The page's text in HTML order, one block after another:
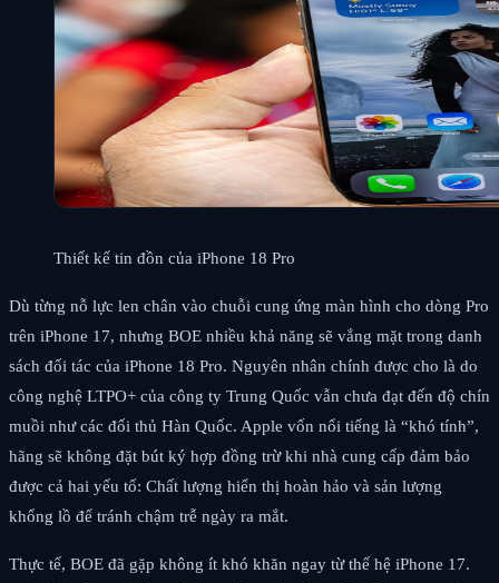
Thiết kế tin đồn của iPhone 18 Pro
Dù từng nỗ lực len chân vào chuỗi cung ứng màn hình cho dòng Pro
trên iPhone 17, nhưng BOE nhiều khả năng sẽ vắng mặt trong danh
sách đối tác của iPhone 18 Pro. Nguyên nhân chính được cho là do
công nghệ LTPO+ của công ty Trung Quốc vẫn chưa đạt đến độ chín
muồi như các đối thủ Hàn Quốc. Apple vốn nổi tiếng là “khó tính”,
hãng sẽ không đặt bút ký hợp đồng trừ khi nhà cung cấp đảm bảo
được cả hai yếu tố: Chất lượng hiển thị hoàn hảo và sản lượng
khổng lồ để tránh chậm trễ ngày ra mắt.
Thực tế, BOE đã gặp không ít khó khăn ngay từ thế hệ iPhone 17.